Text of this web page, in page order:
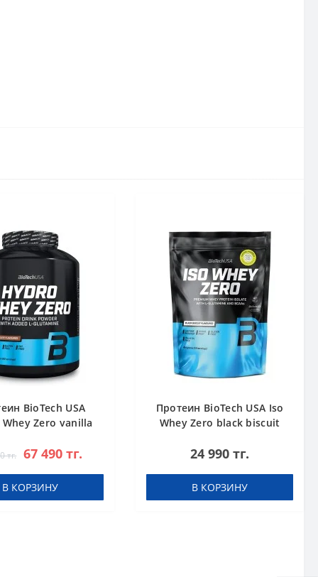
BioTech USA
Zero vanilla
тг. 67 490 тг.
В КОРЗИНУ
Протеин BioTech USA Iso
Whey Zero black biscuit
24 990 тг.
В КОРЗИНУ